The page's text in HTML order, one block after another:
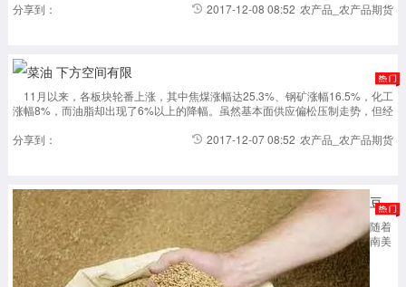
历史高位，反映市场分歧...
分享到： 农产品_农产品期货
2017-12-08 08:52
菜油 下方空间有限
11月以来，各板块轮番上涨，其中焦煤涨幅达25.3%、钢矿涨幅16.5%，化工
涨幅8%，而油脂却出现了6%以上的降幅。虽然基本面供应偏松压制走势，但经
多逐步显现，菜油下跌空间有限...
分享到： 农产品_农产品期货
2017-12-07 08:52
豆粕仍将维持偏强走势
随着
南美
播种